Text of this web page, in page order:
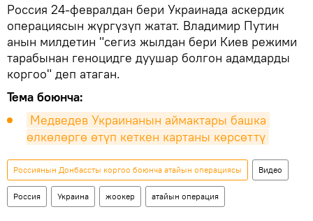
Россия 24-февралдан бери Украинада аскердик
операциясын жүргүзүп жатат. Владимир Путин
анын милдетин "сегиз жылдан бери Киев режими
тарабынан геноцидге дуушар болгон адамдарды
коргоо" деп атаган.
Тема боюнча:
Медведев Украинанын аймактары башка
өлкөлөргө өтүп кеткен картаны көрсөттү
Россиянын Донбассты коргоо боюнча атайын операциясы Видео
Россия Украина жоокер атайын операция